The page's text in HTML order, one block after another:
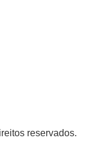
reservados.